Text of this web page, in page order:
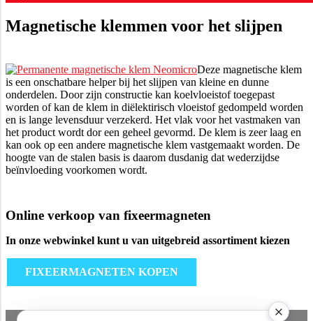
Magnetische klemmen voor het slijpen
Deze magnetische klem
is een onschatbare helper bij het slijpen van kleine en dunne
onderdelen. Door zijn constructie kan koelvloeistof toegepast
worden of kan de klem in diëlektirisch vloeistof gedompeld worden
en is lange levensduur verzekerd. Het vlak voor het vastmaken van
het product wordt dor een geheel gevormd. De klem is zeer laag en
kan ook op een andere magnetische klem vastgemaakt worden. De
hoogte van de stalen basis is daarom dusdanig dat wederzijdse
beïnvloeding voorkomen wordt.
Online verkoop van fixeermagneten
In onze webwinkel kunt u van uitgebreid assortiment kiezen
FIXEERMAGNETEN KOPEN